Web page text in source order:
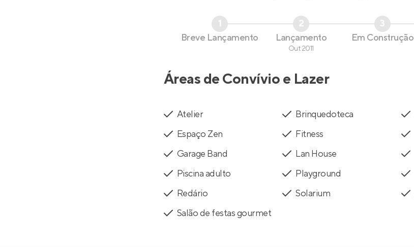
1
Breve Lançamento
2
Lançamento
Out 2011
3
Em Construção
Áreas de Convívio e Lazer
Atelier Brinquedoteca
Espaço Zen
Fitness
Garage Band
Lan House
Piscina adulto
Playground
Redário
Solarium
Salão de festas gourmet